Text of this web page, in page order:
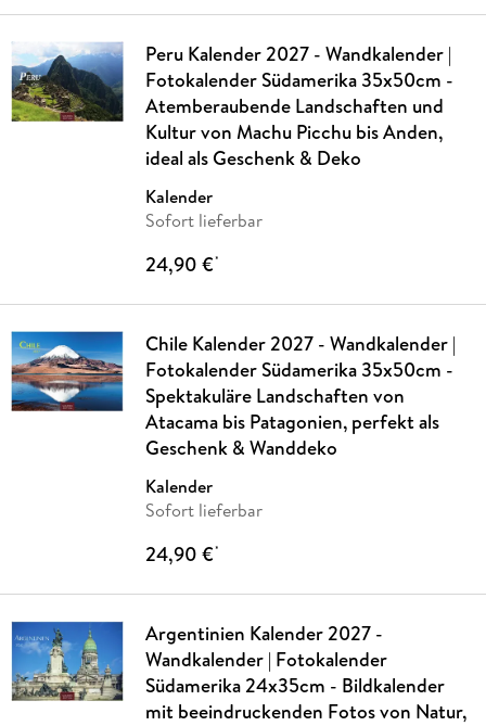
Peru Kalender 2027 - Wandkalender |
Fotokalender Südamerika 35x50cm -
Atemberaubende Landschaften und
Kultur von Machu Picchu bis Anden,
ideal als Geschenk & Deko
Kalender
Sofort lieferbar
24,90 €*
Chile Kalender 2027 - Wandkalender |
Fotokalender Südamerika 35x50cm -
Spektakuläre Landschaften von
Atacama bis Patagonien, perfekt als
Geschenk & Wanddeko
Kalender
Sofort lieferbar
24,90 €*
Argentinien Kalender 2027 -
Wandkalender | Fotokalender
Südamerika 24x35cm - Bildkalender
mit beeindruckenden Fotos von Natur,